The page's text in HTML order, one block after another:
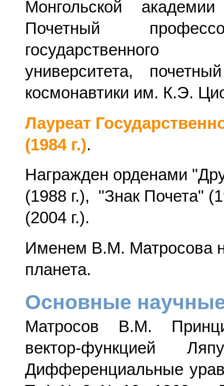
Монгольской
Почетный
государственного
университета,
космонавтики им. К.Э.
Лауреат
(1984 г.).
Награжден орденами
(1988 г.), "Знак Почета"
(2004 г.).
Именем В.М. Матросова
планета.
Основные
Матросов В.М.
вектор-функцией
Дифференциальные